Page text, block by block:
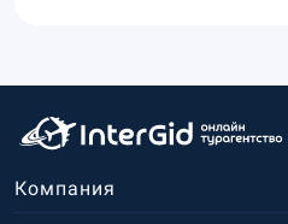
Компания